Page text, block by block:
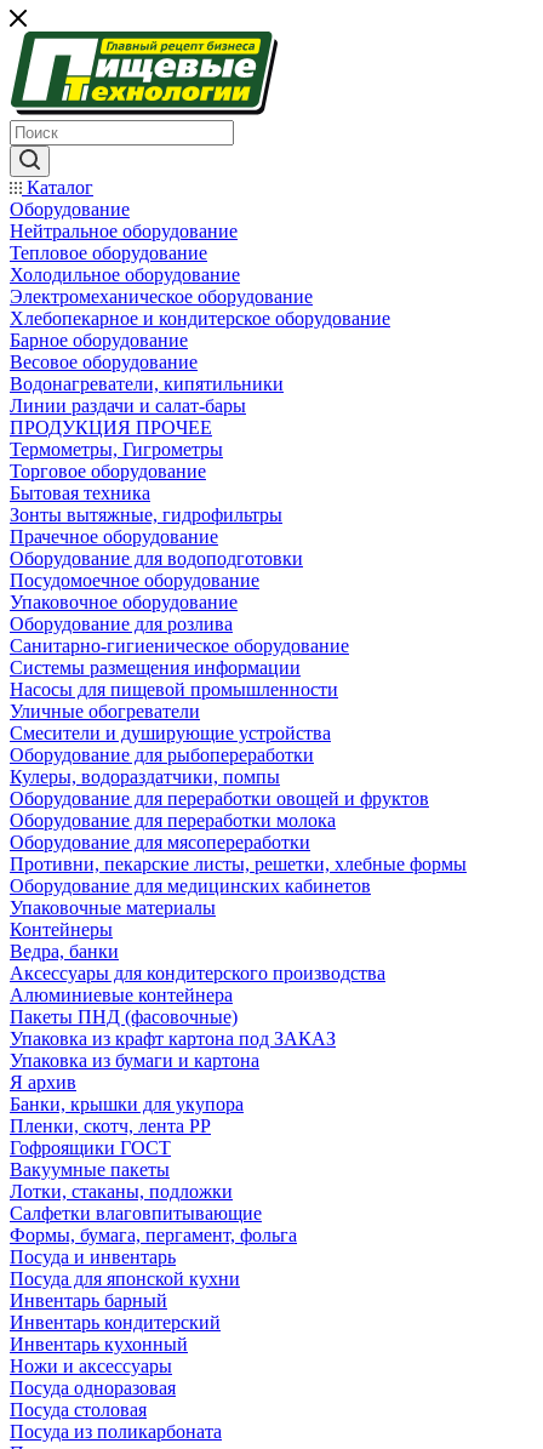
Каталог
Оборудование
Нейтральное оборудование
Тепловое оборудование
Холодильное оборудование
Электромеханическое оборудование
Хлебопекарное и кондитерское оборудование
Барное оборудование
Весовое оборудование
Водонагреватели, кипятильники
Линии раздачи и салат-бары
ПРОДУКЦИЯ ПРОЧЕЕ
Термометры, Гигрометры
Торговое оборудование
Бытовая техника
Зонты вытяжные, гидрофильтры
Прачечное оборудование
Оборудование для водоподготовки
Посудомоечное оборудование
Упаковочное оборудование
Оборудование для розлива
Санитарно-гигиеническое оборудование
Системы размещения информации
Насосы для пищевой промышленности
Уличные обогреватели
Смесители и душирующие устройства
Оборудование для рыбопереработки
Кулеры, водораздатчики, помпы
Оборудование для переработки овощей и фруктов
Оборудование для переработки молока
Оборудование для мясопереработки
Противни, пекарские листы, решетки, хлебные формы
Оборудование для медицинских кабинетов
Упаковочные материалы
Контейнеры
Ведра, банки
Аксессуары для кондитерского производства
Алюминиевые контейнера
Пакеты ПНД (фасовочные)
Упаковка из крафт картона под ЗАКАЗ
Упаковка из бумаги и картона
Я архив
Банки, крышки для укупора
Пленки, скотч, лента РР
Гофроящики ГОСТ
Вакуумные пакеты
Лотки, стаканы, подложки
Салфетки влаговпитывающие
Формы, бумага, пергамент, фольга
Посуда и инвентарь
Посуда для японской кухни
Инвентарь барный
Инвентарь кондитерский
Инвентарь кухонный
Ножи и аксессуары
Посуда одноразовая
Посуда столовая
Посуда из поликарбоната